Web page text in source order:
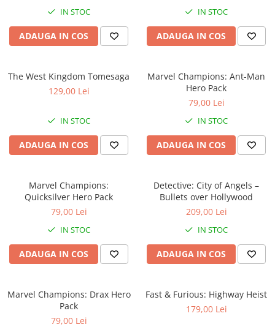
2 - 4 jucători
5 - 6 jucători
7+ jucători
Premiate internațional
Colecția personală
Ușor de transportat
Sub 30 de minute
30 - 60 minute
Peste 2 ore
Tematică
Fantastice
IN STOC
ADAUGA IN COS
IN STOC
ADAUGA IN COS
The West Kingdom Tomesaga
129,00 Lei
IN STOC
ADAUGA IN COS
Marvel Champions: Ant-Man
Hero Pack
79,00 Lei
IN STOC
ADAUGA IN COS
Marvel Champions:
Quicksilver Hero Pack
79,00 Lei
IN STOC
ADAUGA IN COS
Detective: City of Angels –
Bullets over Hollywood
209,00 Lei
IN STOC
ADAUGA IN COS
Marvel Champions: Drax Hero
Pack
79,00 Lei
Fast & Furious: Highway Heist
179,00 Lei